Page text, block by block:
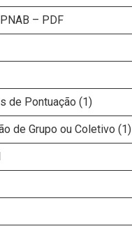
– PDF
de Pontuação (1)
de Grupo ou Coletivo (1)